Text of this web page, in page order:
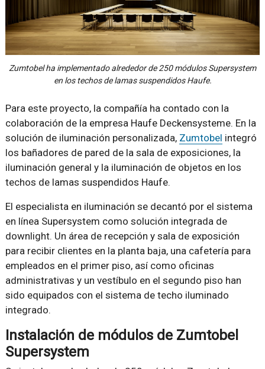
Zumtobel ha implementado alrededor de 250 módulos Supersystem
en los techos de lamas suspendidos Haufe.
Para este proyecto, la compañía ha contado con la
colaboración de la empresa Haufe Deckensysteme. En la
solución de iluminación personalizada, Zumtobel integró
los bañadores de pared de la sala de exposiciones, la
iluminación general y la iluminación de objetos en los
techos de lamas suspendidos Haufe.
El especialista en iluminación se decantó por el sistema
en línea Supersystem como solución integrada de
downlight. Un área de recepción y sala de exposición
para recibir clientes en la planta baja, una cafetería para
empleados en el primer piso, así como oficinas
administrativas y un vestíbulo en el segundo piso han
sido equipados con el sistema de techo iluminado
integrado.
Instalación de módulos de Zumtobel
Supersystem